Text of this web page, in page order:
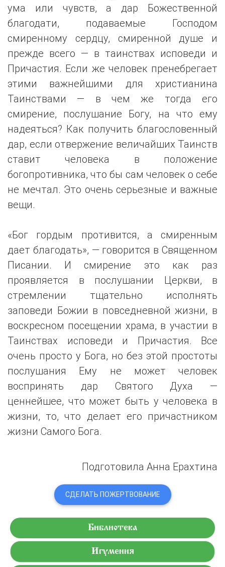
ума или чувств, а дар Божественной
благодати, подаваемые Господом
смиренному сердцу, смиренной душе и
прежде всего — в таинствах исповеди и
Причастия. Если же человек пренебрегает
этими важнейшими для христианина
Таинствами — в чем же тогда его
смирение, послушание Богу, на что ему
надеяться? Как получить благословенный
дар, если отвержение величайших Таинств
ставит человека в положение
богопротивника, что бы сам человек о себе
не мечтал. Это очень серьезные и важные
вещи.
«Бог гордым противится, а смиренным
дает благодать», — говорится в Священном
Писании. И смирение это как раз
проявляется в послушании Церкви, в
стремлении тщательно исполнять
заповеди Божии в повседневной жизни, в
воскресном посещении храма, в участии в
Таинствах исповеди и Причастия. Все
очень просто у Бога, но без этой простоты
послушания Ему не может человек
воспринять дар Святого Духа —
ценнейшее, что может быть у человека в
жизни, то, что делает его причастником
жизни Самого Бога.
Подготовила Анна Ерахтина
СДЕЛАТЬ ПОЖЕРТВОВАНИЕ
Библиотека
Игумения